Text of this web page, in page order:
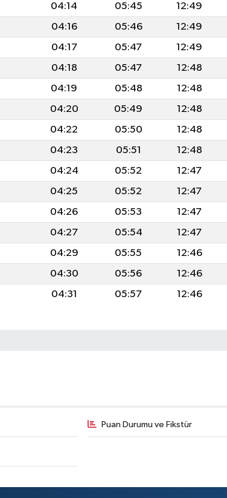
04:14 05:45 12:49
04:16 05:46 12:49
04:17 05:47 12:49
04:18 05:47 12:48
04:19 05:48 12:48
04:20 05:49 12:48
04:22 05:50 12:48
04:23 05:51 12:48
04:24 05:52 12:47
04:25 05:52 12:47
04:26 05:53 12:47
04:27 05:54 12:47
04:29 05:55 12:46
04:30 05:56 12:46
04:31 05:57 12:46
Puan Durumu ve Fikstür